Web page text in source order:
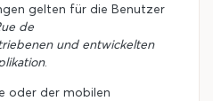
gelten für die Benutzer
de
und entwickelten
.
oder der mobilen